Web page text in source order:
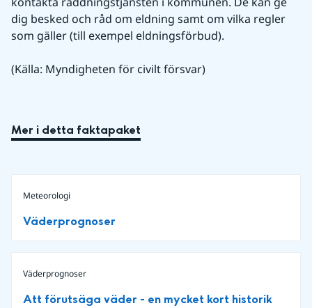
dig besked och råd om eldning samt om vilka regler
som gäller (till exempel eldningsförbud).
(Källa: Myndigheten för civilt försvar)
Mer i detta faktapaket
Meteorologi
Väderprognoser
Väderprognoser
Att förutsäga väder - en mycket kort historik